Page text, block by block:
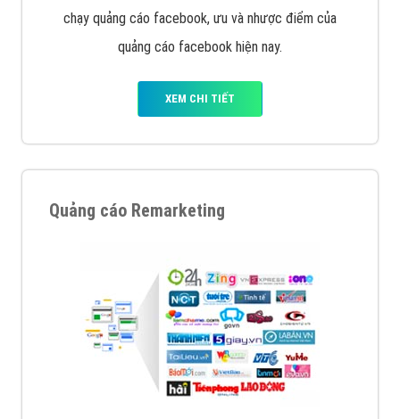
chạy quảng cáo facebook, ưu và nhược điểm của
quảng cáo facebook hiện nay.
XEM CHI TIẾT
Quảng cáo Remarketing